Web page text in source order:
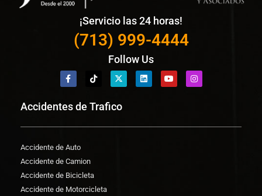
¡Servicio las 24 horas!
(713) 999-4444
Follow Us
Accidentes de Trafico
Accidente de Auto
Accidente de Camion
Accidente de Bicicleta
Accidente de Motorcicleta